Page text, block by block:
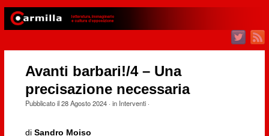
Avanti barbari!/4 – Una
precisazione necessaria
Pubblicato il28 Agosto 2024· in Interventi·
di Sandro Moiso